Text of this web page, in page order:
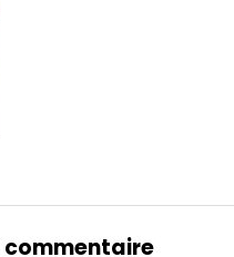
commentaire